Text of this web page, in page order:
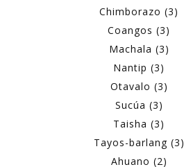
Chimborazo (3)
Coangos (3)
Machala (3)
Nantip (3)
Otavalo (3)
Sucúa (3)
Taisha (3)
Tayos-barlang (3)
Ahuano (2)